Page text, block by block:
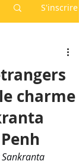
S'inscrire
charme
Sankranta